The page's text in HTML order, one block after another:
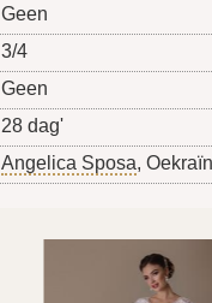
Geen
3/4
Geen
28 dag'
Angelica Sposa,